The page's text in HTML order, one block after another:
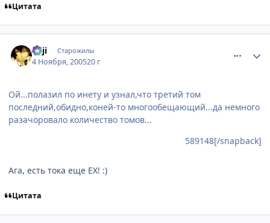
Цитата
euji Старожилы
4 Ноября, 200520 г
Ой...полазил по инету и узнал,что третий том
последний,обидно,коней-то многообещающий...да немного
разачоровало количество томов...
589148[/snapback]
Ага, есть тока еще EX! :)
Цитата